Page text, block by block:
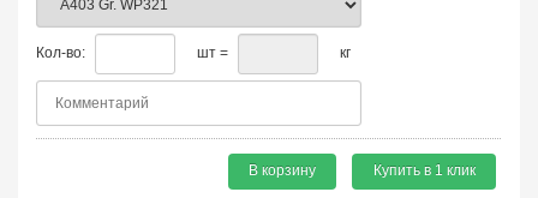
Кол-во: шт = кг
В корзину Купить в 1 клик